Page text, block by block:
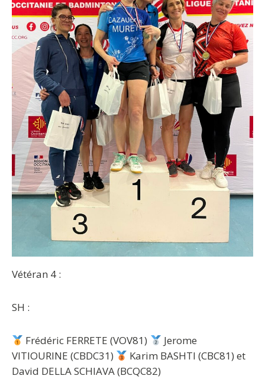
Vétéran 4 :
SH :
Frédéric FERRETE (VOV81)
Jerome
VITIOURINE (CBDC31)
Karim BASHTI (CBC81) et
David DELLA SCHIAVA (BCQC82)